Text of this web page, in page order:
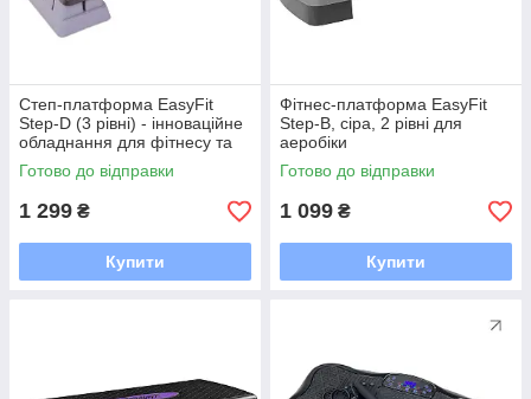
Степ-платформа EasyFit
Step-D (3 рівні) - інноваційне
обладнання для фітнесу та
аеробіки
Готово до відправки
1 299 ₴
Купити
Фітнес-платформа EasyFit
Step-B, сіра, 2 рівні для
аеробіки
Готово до відправки
1 099 ₴
Купити